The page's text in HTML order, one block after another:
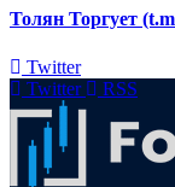
Толян Торгует
Twitter
Twitter
RSS